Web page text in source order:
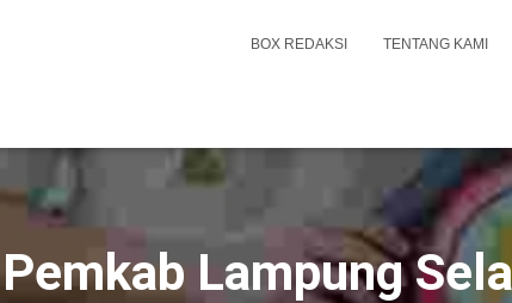
BOX REDAKSI TENTANG KAMI
Pemkab Lampung